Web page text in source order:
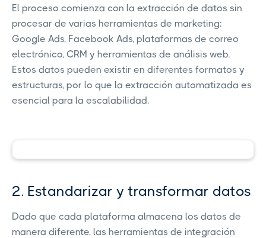
El proceso comienza con la extracción de datos sin
procesar de varias herramientas de marketing:
Google Ads, Facebook Ads, plataformas de correo
electrónico, CRM y herramientas de análisis web.
Estos datos pueden existir en diferentes formatos y
estructuras, por lo que la extracción automatizada es
esencial para la escalabilidad.
2. Estandarizar y transformar datos
Dado que cada plataforma almacena los datos de
manera diferente, las herramientas de integración